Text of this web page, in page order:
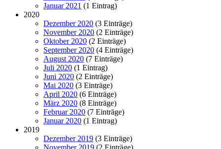
Januar 2021 (1 Eintrag)
2020
Dezember 2020 (3 Einträge)
November 2020 (2 Einträge)
Oktober 2020 (2 Einträge)
September 2020 (4 Einträge)
August 2020 (7 Einträge)
Juli 2020 (1 Eintrag)
Juni 2020 (2 Einträge)
Mai 2020 (3 Einträge)
April 2020 (6 Einträge)
März 2020 (8 Einträge)
Februar 2020 (7 Einträge)
Januar 2020 (1 Eintrag)
2019
Dezember 2019 (3 Einträge)